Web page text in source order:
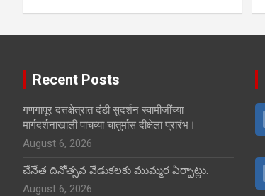
Recent Posts
गणगापूर दत्तक्षेत्रात दंडी सुदर्शन स्वामीजींच्या
मार्गदर्शनाखाली पाचव्या चातुर्मास दीक्षेला प्रारंभ।
August 6, 2026
చేనేత దినోత్సవ వేడుకలకు ముమ్మర ఏర్పాట్లు.
August 6, 2026